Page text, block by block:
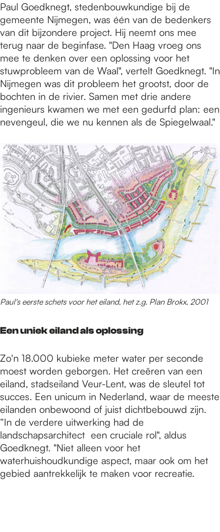
Paul Goedknegt, stedenbouwkundige bij de
gemeente Nijmegen, was één van de bedenkers
van dit bijzondere project. Hij neemt ons mee
terug naar de beginfase. "Den Haag vroeg ons
mee te denken over een oplossing voor het
stuwprobleem van de Waal", vertelt Goedknegt. "In
Nijmegen was dit probleem het grootst, door de
bochten in de rivier. Samen met drie andere
ingenieurs kwamen we met een gedurfd plan: een
nevengeul, die we nu kennen als de Spiegelwaal."
Paul's eerste schets voor het eiland, het z.g. Plan Brokx, 2001
Een uniek eiland als oplossing
Zo'n 18.000 kubieke meter water per seconde
moest worden geborgen. Het creëren van een
eiland, stadseiland Veur-Lent, was de sleutel tot
succes. Een unicum in Nederland, waar de meeste
eilanden onbewoond of juist dichtbebouwd zijn.
“In de verdere uitwerking had de
landschapsarchitect een cruciale rol", aldus
Goedknegt. "Niet alleen voor het
waterhuishoudkundige aspect, maar ook om het
gebied aantrekkelijk te maken voor recreatie.